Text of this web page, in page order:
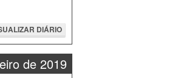
DIÁRIO
de 2019